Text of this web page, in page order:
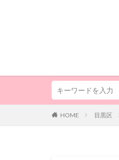
HOME 目黒区